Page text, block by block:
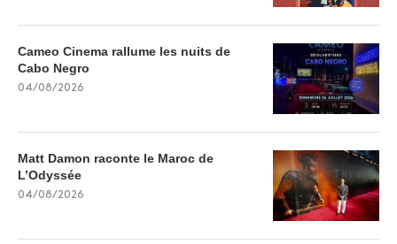
Cameo Cinema rallume les nuits de
Cabo Negro
04/08/2026
Matt Damon raconte le Maroc de
L’Odyssée
04/08/2026